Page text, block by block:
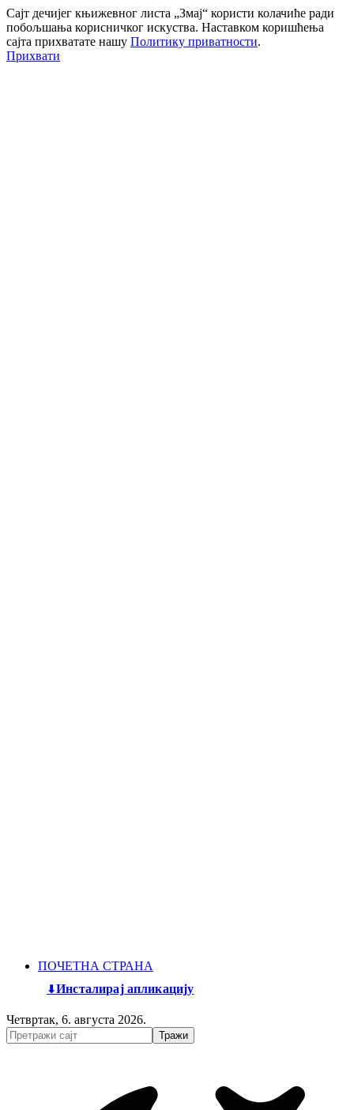
Сајт дечијег књижевног листа „Змај“ користи колачиће ради
побољшања корисничког искуства. Наставком коришћења
сајта прихватате нашу Политику приватности.
Прихвати
ПОЧЕТНА СТРАНА
Инсталирај апликацију
Четвртак, 6. августа 2026.